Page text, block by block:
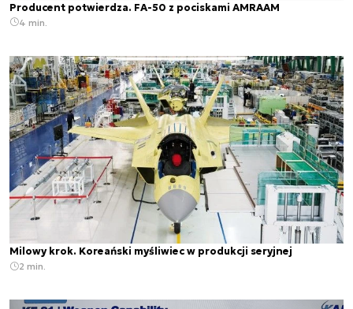
Producent potwierdza. FA-50 z pociskami AMRAAM
4 min.
Milowy krok. Koreański myśliwiec w produkcji seryjnej
2 min.